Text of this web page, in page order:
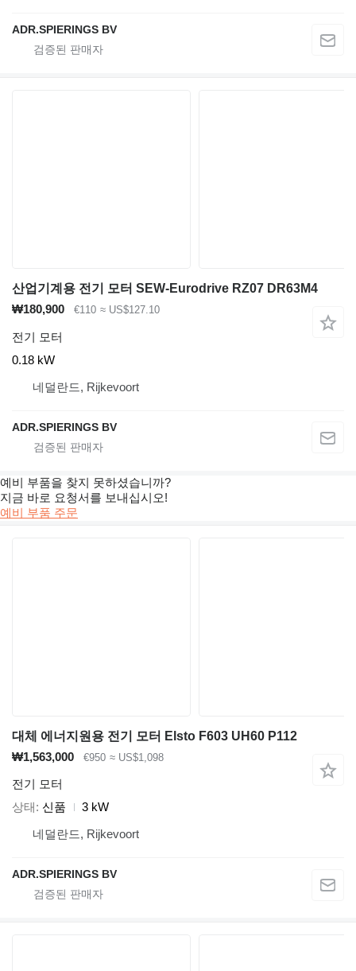
ADR.SPIERINGS BV
산업기계용 전기 모터 SEW-Eurodrive RZ07 DR63M4
₩180,900
€110 ≈ US$127.10
전기 모터
0.18 kW
네덜란드, Rijkevoort
ADR.SPIERINGS BV
예비 부품을 찾지 못하셨습니까?
지금 바로 요청서를 보내십시오!
예비 부품 주문
대체 에너지원용 전기 모터 Elsto F603 UH60 P112
₩1,563,000
€950 ≈ US$1,098
전기 모터
상태
신품
3 kW
네덜란드, Rijkevoort
ADR.SPIERINGS BV